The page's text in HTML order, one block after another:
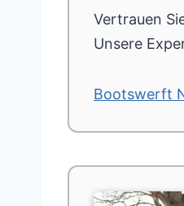
Vertrauen
Unsere
Bootswerft